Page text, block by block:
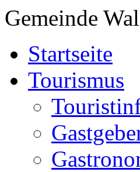
Gemeinde
Startseite
Tourismus